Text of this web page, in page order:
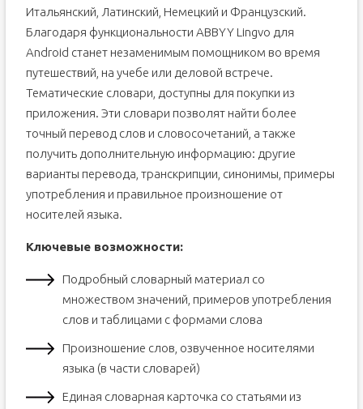
Итальянский, Латинский, Немецкий и Французский.
Благодаря функциональности ABBYY Lingvo для
Android станет незаменимым помощником во время
путешествий, на учебе или деловой встрече.
Тематические словари, доступны для покупки из
приложения. Эти словари позволят найти более
точный перевод слов и словосочетаний, а также
получить дополнительную информацию: другие
варианты перевода, транскрипции, синонимы, примеры
употребления и правильное произношение от
носителей языка.
Ключевые возможности:
Подробный словарный материал со
множеством значений, примеров употребления
слов и таблицами с формами слова
Произношение слов, озвученное носителями
языка (в части словарей)
Единая словарная карточка со статьями из